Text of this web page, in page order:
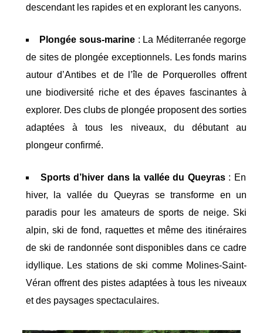
descendant les rapides et en explorant les canyons.
Plongée sous-marine: La Méditerranée regorge
de sites de plongée exceptionnels. Les fonds marins
autour d’Antibes et de l’île de Porquerolles offrent
une biodiversité riche et des épaves fascinantes à
explorer. Des clubs de plongée proposent des sorties
adaptées à tous les niveaux, du débutant au
plongeur confirmé.
Sports d’hiver dans la vallée du Queyras: En
hiver, la vallée du Queyras se transforme en un
paradis pour les amateurs de sports de neige. Ski
alpin, ski de fond, raquettes et même des itinéraires
de ski de randonnée sont disponibles dans ce cadre
idyllique. Les stations de ski comme Molines-Saint-
Véran offrent des pistes adaptées à tous les niveaux
et des paysages spectaculaires.